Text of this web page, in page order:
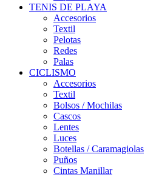
TENIS DE PLAYA
Accesorios
Textil
Pelotas
Redes
Palas
CICLISMO
Accesorios
Textil
Bolsos / Mochilas
Cascos
Lentes
Luces
Botellas / Caramagiolas
Puños
Cintas Manillar